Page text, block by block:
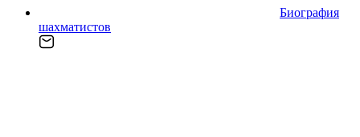
Биография
шахматистов